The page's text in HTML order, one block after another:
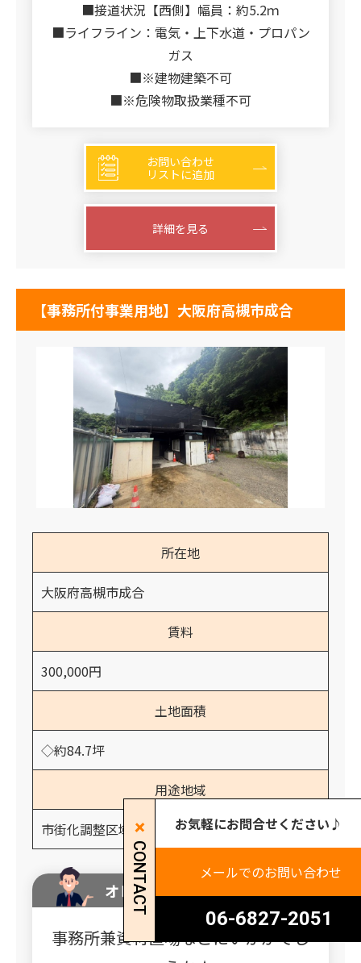
■接道状況【西側】幅員：約5.2ｍ
■ライフライン：電気・上下水道・プロパン
ガス
■※建物建築不可
■※危険物取扱業種不可
お問い合わせ
リストに追加
詳細を見る
【事務所付事業用地】大阪府高槻市成合
所在地
大阪府高槻市成合
賃料
300,000円
土地面積
◇約84.7坪
用途地域
市街化調整区域
オレンジホームからのコメント
事務所兼資材置場などにいかがでし
CONTACT
お気軽にお問合せください♪
メールでのお問い合わせ
06-6827-2051